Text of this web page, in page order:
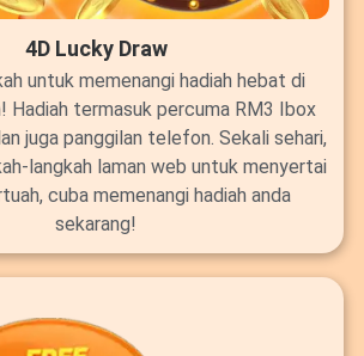
4D Lucky Draw
untuk memenangi hadiah hebat di
Hadiah termasuk percuma RM3 Ibox
juga panggilan telefon. Sekali sehari,
langkah laman web untuk menyertai
cuba memenangi hadiah anda
sekarang!